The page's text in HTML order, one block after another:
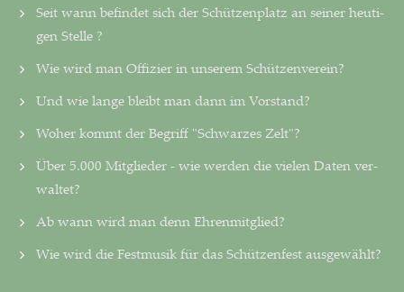
Seit wann befindet sich der Schützenplatz an seiner heu­ti­
gen Stelle ?
Wie wird man Offizier in unserem Schützenverein?
Und wie lange bleibt man dann im Vorstand?
Woher kommt der Begriff "Schwarzes Zelt"?
Über 5.000 Mitglieder - wie werden die vielen Daten ver­
wal­tet?
Ab wann wird man denn Ehrenmitglied?
Wie wird die Festmusik für das Schützenfest ausgewählt?